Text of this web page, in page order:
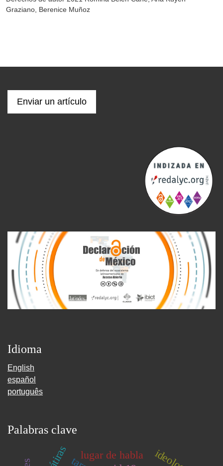
Graziano, Berenice Muñoz
Enviar un artículo
Idioma
English
español
português
Palabras clave
sátiras lugar de habla